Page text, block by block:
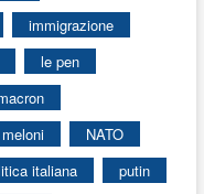
immigrazione
le pen
meloni
NATO
italiana
putin